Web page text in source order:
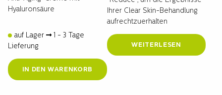
Hyaluronsäure
auf Lager
1 - 3 Tage
Lieferung
IN DEN WARENKORB
Ihrer Clear Skin-Behandlung
aufrechtzuerhalten
WEITERLESEN